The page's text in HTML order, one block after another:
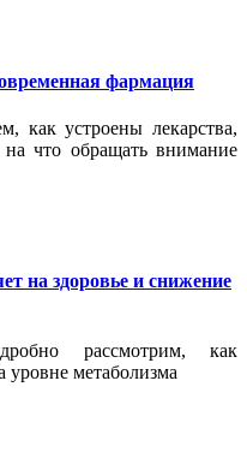
фармация
как устроены лекарства,
на что обращать внимание
на здоровье и снижение
рассмотрим, как
уровне метаболизма